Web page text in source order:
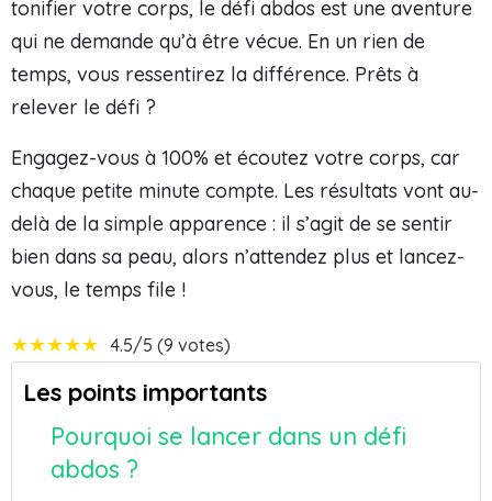
tonifier votre corps, le défi abdos est une aventure
qui ne demande qu’à être vécue. En un rien de
temps, vous ressentirez la différence. Prêts à
relever le défi ?
Engagez-vous à 100% et écoutez votre corps, car
chaque petite minute compte. Les résultats vont au-
delà de la simple apparence : il s’agit de se sentir
bien dans sa peau, alors n’attendez plus et lancez-
vous, le temps file !
★★★★★ 4.5/5 (9 votes)
Les points importants
Pourquoi se lancer dans un défi
abdos ?